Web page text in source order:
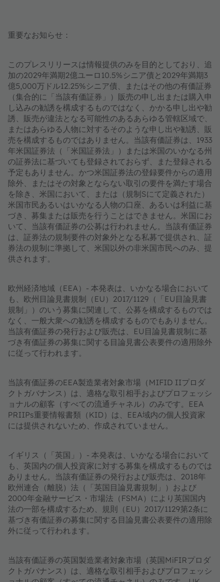
重要なお知らせ：
このプレスリリースは情報提供のみを目的としており、追
加の2029年満期2億ユーロ10.5%シニア債と2029年満期3
億5,000万ドル12.25%シニア債、またはその他の有価証券
（集合的に「当該有価証券」）販売の申し出または購入申
し込みの勧誘を構成するものではなく、かかる申し出や勧
誘、販売が違法となる可能性のあるあらゆる管轄区域で、
またはあらゆる人物に対するそのような申し出や勧誘、販
売を構成するものではありません。当該有価証券は、1933
年米国証券法（「米国証券法」）または米国のいかなる州
の証券法に基づいても登録されておらず、また登録される
予定もありません。かつ米国証券法の登録要件からの適用
除外、またはその対象とならない取引の要件を満たす場合
を除き、米国において、または（規制Sにて定義された）
米国市民あるいはいかなる人物の口座、あるいは利益に基
づき、募集または販売を行うことはできません。米国にお
いて、当該有価証券の公募は行われません。当該有価証券
は、証券法の規制要件の対象外となる私募で提供され、証
券法の規制に準拠して、米国以外の非米国市民へのみ、提
供されます。
欧州経済地域（EEA）- 本発表は、いかなる場合において
も、欧州目論見書規制（EU）2017/1129（「EU目論見書
規制」）のいう募集に関連して、公募を構成するものでは
なく、一般大衆への勧誘を構成するものでもありません。
当該有価証券の発行および販売は、EU目論見書規制に基
づき有価証券の募集に関する目論見書公表要件の適用除外
に従って行われます。
当該有価証券のEEA製造業者対象市場（MIFID IIプロダ
クトガバナンス）は、適格な取引相手およびプロフェッシ
ョナルの顧客（すべての流通チャネル）のみです。EEA
PRIIPs重要情報書類（KID）は、EEA域内の個人投資家
には提供されないため、作成されていません。
イギリス（「英国」）- 本発表は、いかなる場合において
も、英国内の個人投資家に対する募集を構成するものでは
ありません。当該有価証券の発行および販売は、2018年
欧州連合（離脱）法（「英国目論見書規制」）および
2000年金融サービス・市場法（FSMA）により英国国内
法の一部を構成するため、規則（EU）2017/1129第2条に
基づき有価証券の募集に関する目論見書公表要件の適用除
外に従って行われます。
当該有価証券の英国製造業者対象市場（英国MiFIRプロダ
クトガバナンス）は、適格な取引相手およびプロフェッシ